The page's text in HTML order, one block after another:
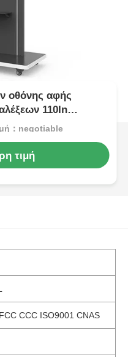
οθόνης αφής
110In
：negotiable
τιμή
CCC ISO9001 CNAS